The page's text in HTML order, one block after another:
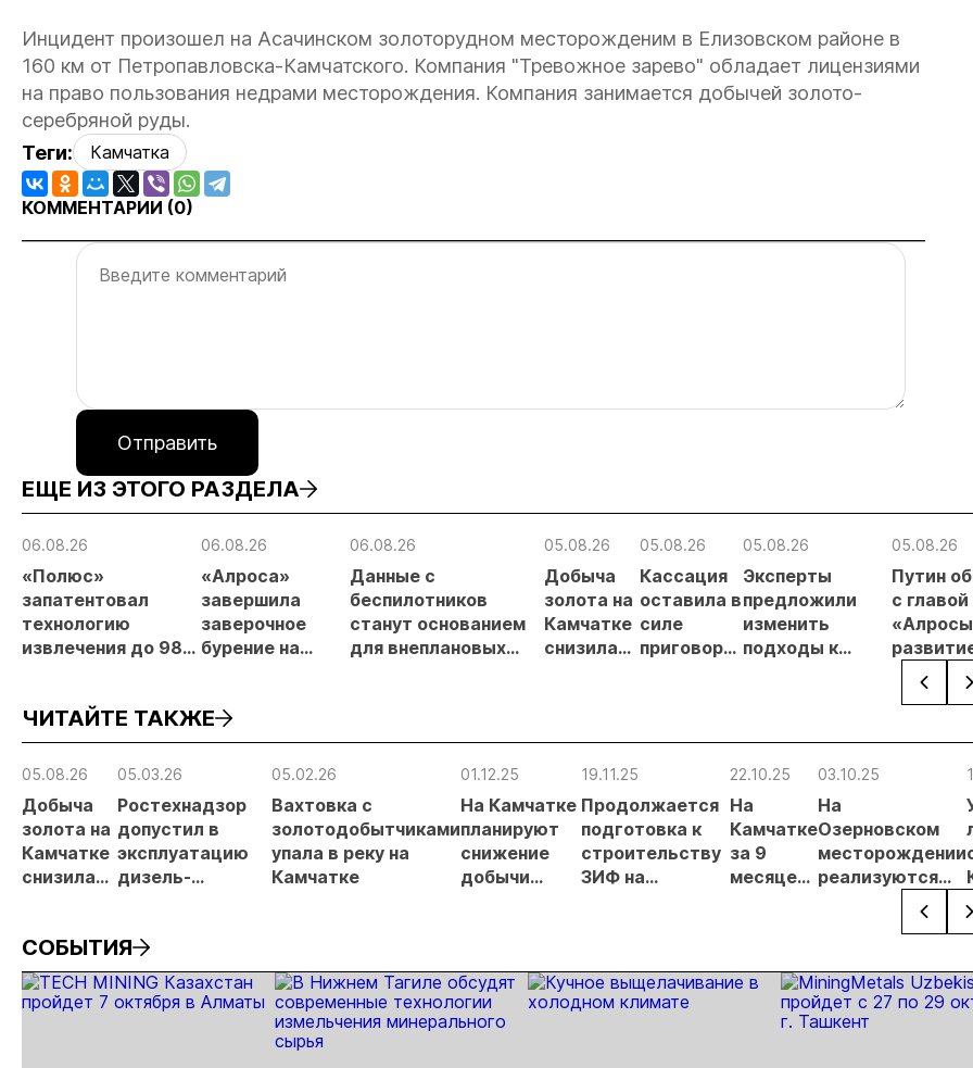
Инцидент произошел на Асачинском золоторудном месторожденим в Елизовском районе в
160 км от Петропавловска-Камчатского. Компания "Тревожное зарево" обладает лицензиями
на право пользования недрами месторождения. Компания занимается добычей золото-
серебряной руды.
Теги:
Камчатка
КОММЕНТАРИИ (0)
Отправить
ЕЩЕ ИЗ ЭТОГО РАЗДЕЛА
06.08.26
«Полюс»
запатентовал
технологию
извлечения до 98%
шлака
06.08.26
«Алроса»
завершила
заверочное
бурение на
Дегдекан
06.08.26
Данные с
беспилотников
станут основанием
для внеплановых
05.08.26
Добыча
золота на
Камчатке
снизилась
05.08.26
Кассация
оставила в
силе
приговор
кг золота и
серебра на
05.08.26
Эксперты
предложили
изменить
подходы к
на фоне
реформы
05.08.26
Путин
с главой
ЧИТАЙТЕ ТАКЖЕ
05.08.26
Добыча
золота на
Камчатке
снизилась
полугодии
05.03.26
Ростехнадзор
допустил в
эксплуатацию
дизель-
АО «СиГМА»
05.02.26
Вахтовка с
золотодобытчиками
упала в реку на
Камчатке
01.12.25
На Камчатке
планируют
снижение
добычи
19.11.25
Продолжается
подготовка к
строительству
ЗИФ на
22.10.25
На
Камчатке
за 9
месяцев
03.10.25
На
Озерновском
месторождении
реализуются
два крупных
СОБЫТИЯ